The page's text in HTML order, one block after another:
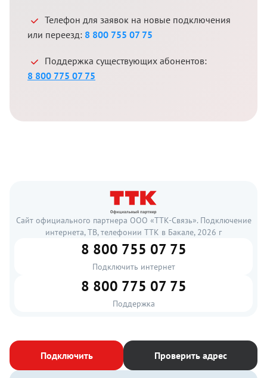
Телефон для заявок на новые подключения
или переезд: 8 800 755 07 75
Поддержка существующих абонентов:
8 800 775 07 75
Сайт официального партнера ООО «ТТК-Связь». Подключение
интернета, ТВ, телефонии ТТК в Бакале, 2026 г
8 800 755 07 75
Подключить интернет
8 800 775 07 75
Поддержка
Подключить Проверить адрес